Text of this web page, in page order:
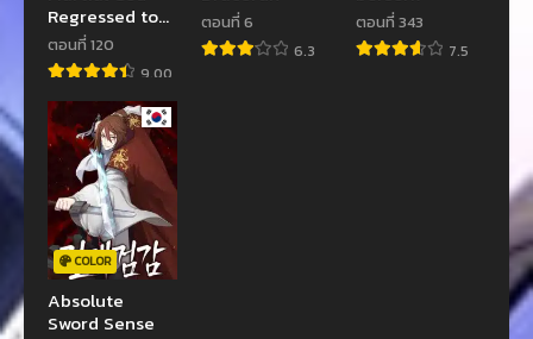
Regressed to
Level 2
ตอนที่ 120
9.00
ตอนที่ 6
6.3
ตอนที่ 343
7.5
COLOR
Absolute
Sword Sense